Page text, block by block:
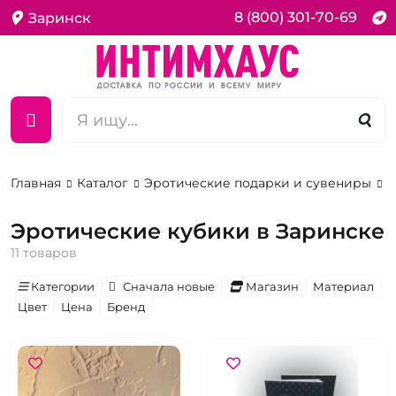
Заринск 8 (800) 301-70-69
Главная Каталог Эротические подарки и сувениры
Эротические кубики в Заринске
11 товаров
Категории Сначала новые Магазин
Материал
Цвет
Цена Бренд